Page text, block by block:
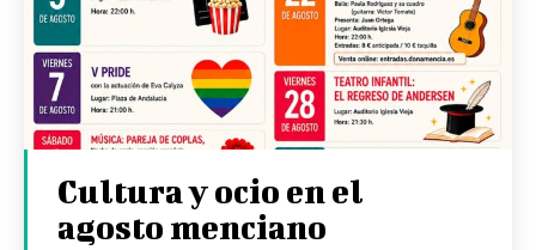
Cultura y ocio en el
agosto menciano